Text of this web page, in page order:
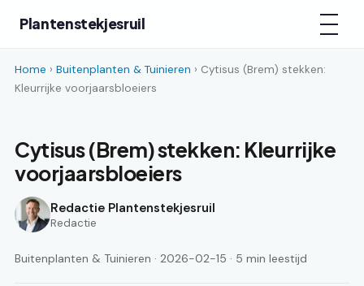
Plantenstekjesruil
Home › Buitenplanten & Tuinieren › Cytisus (Brem) stekken:
Kleurrijke voorjaarsbloeiers
Cytisus (Brem) stekken: Kleurrijke
voorjaarsbloeiers
Redactie Plantenstekjesruil
Redactie
Buitenplanten & Tuinieren · 2026-02-15 · 5 min leestijd